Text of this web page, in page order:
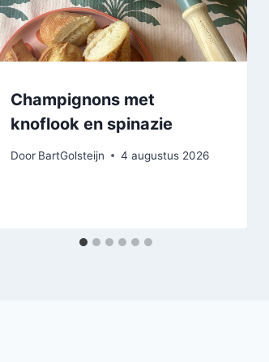
Champignons met
knoflook en spinazie
Door BartGolsteijn 4 augustus 2026